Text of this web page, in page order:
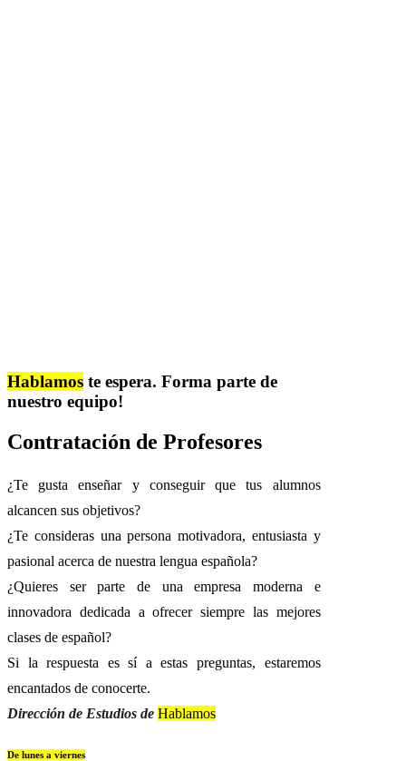
Hablamos te espera. Forma parte de
nuestro equipo!
Contratación de Profesores
¿Te gusta enseñar y conseguir que tus alumnos
alcancen sus objetivos?
¿Te consideras una persona motivadora, entusiasta y
pasional acerca de nuestra lengua española?
¿Quieres ser parte de una empresa moderna e
innovadora dedicada a ofrecer siempre las mejores
clases de español?
Si la respuesta es sí a estas preguntas, estaremos
encantados de conocerte.
Dirección de Estudios de Hablamos
De lunes a viernes